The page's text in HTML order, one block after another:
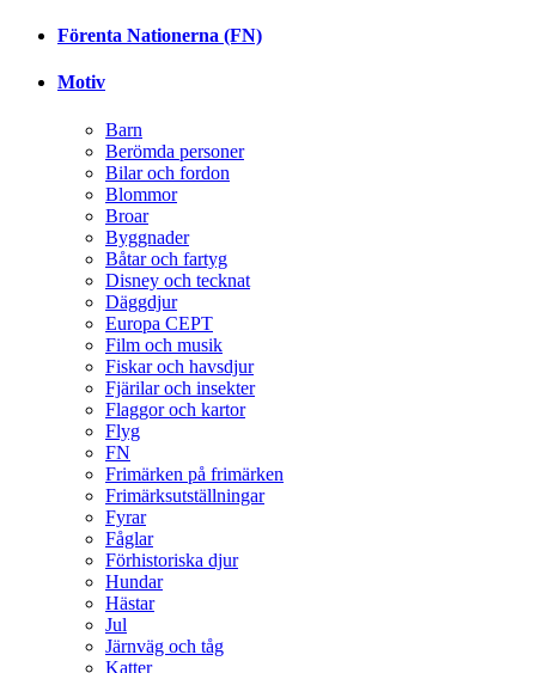
Förenta Nationerna (FN)
Motiv
Barn
Berömda personer
Bilar och fordon
Blommor
Broar
Byggnader
Båtar och fartyg
Disney och tecknat
Däggdjur
Europa CEPT
Film och musik
Fiskar och havsdjur
Fjärilar och insekter
Flaggor och kartor
Flyg
FN
Frimärken på frimärken
Frimärksutställningar
Fyrar
Fåglar
Förhistoriska djur
Hundar
Hästar
Jul
Järnväg och tåg
Katter